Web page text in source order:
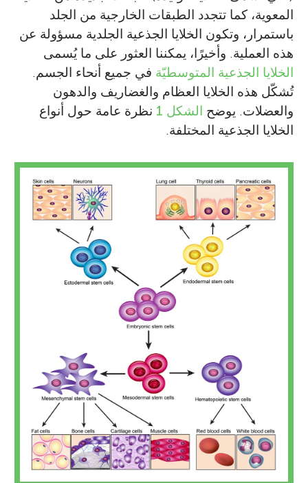
المعوية، كما تتجدد الطبقات الخارجية من الجلد
باستمرار، وتكون الخلايا الجذعية الجلدية مسؤولة عن
هذه العملية. وأخيرًا، يمكننا العثور على ما يُسمى
الخلايا الجذعية المتوسطيّة في جميع أنحاء الجسم.
تُشكّل هذه الخلايا العظام والغضاريف والدهون
والعضلات. يوضح الشكل 1
نظرة عامة حول أنواع
الخلايا الجذعية المختلفة.